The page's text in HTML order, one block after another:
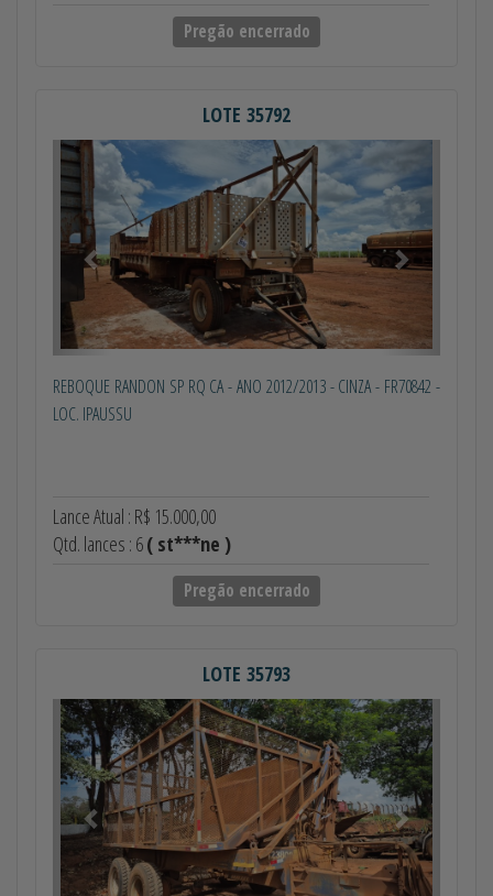
Pregão encerrado
LOTE 35792
Anterior
REBOQUE RANDON SP RQ CA - ANO 2012/2013 - CINZA - FR70842 -
LOC. IPAUSSU
Lance Atual : R$ 15.000,00
Qtd. lances : 6( st***ne )
Pregão encerrado
LOTE 35793
Anterior Próximo